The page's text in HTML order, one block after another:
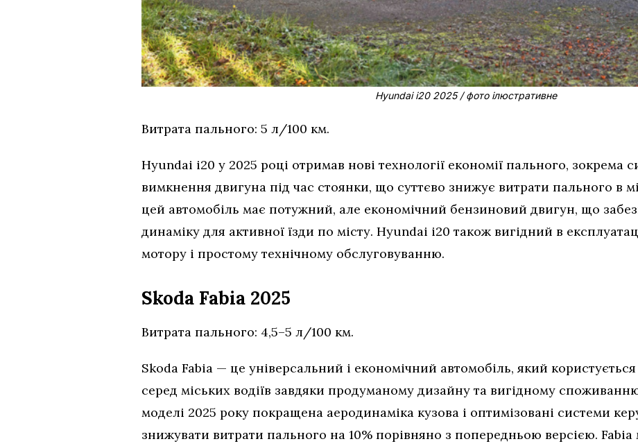
Hyundai i20 2025 / фото ілюстративне
Витрата пального: 5 л/100 км.
Hyundai i20 у 2025 році отримав нові технології економії пального, зокрема
вимкнення двигуна під час стоянки, що суттєво знижує витрати пального в
цей автомобіль має потужний, але економічний бензиновий двигун, що
динаміку для активної їзди по місту. Hyundai i20 також вигідний в
мотору і простому технічному обслуговуванню.
Skoda Fabia 2025
Витрата пального: 4,5–5 л/100 км.
Skoda Fabia — це універсальний і економічний автомобіль, який
серед міських водіїв завдяки продуманому дизайну та вигідному
моделі 2025 року покращена аеродинаміка кузова і оптимізовані системи
знижувати витрати пального на 10% порівняно з попередньою версією. Fabia